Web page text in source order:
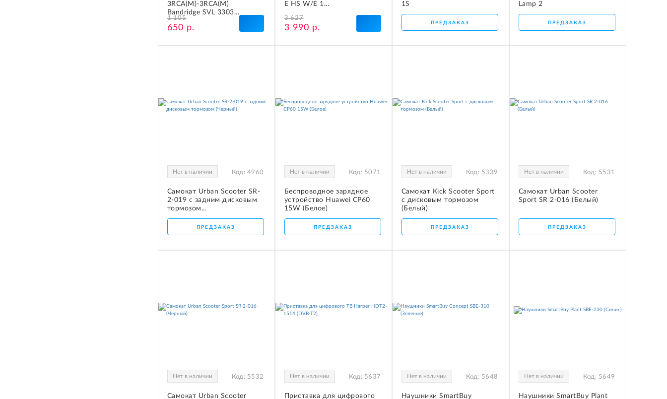
3RCA(M)-3RCA(M)
Bandridge SVL 3303...
1 105
650 р.
E HS W/E 1...
3 627
3 990 р.
1S
ПРЕДЗАКАЗ
Lamp 2
ПРЕДЗАКАЗ
Нет в наличии Код: 4960
Самокат Urban Scooter SR-
2-019 с задним дисковым
тормозом...
ПРЕДЗАКАЗ
Нет в наличии Код: 5071
Беспроводное зарядное
устройство Huawei CP60
15W (Белое)
ПРЕДЗАКАЗ
Нет в наличии Код: 5339
Самокат Kick Scooter Sport
с дисковым тормозом
(Белый)
ПРЕДЗАКАЗ
Нет в наличии Код: 5531
Самокат Urban Scooter
Sport SR 2-016 (Белый)
ПРЕДЗАКАЗ
Нет в наличии Код: 5532
Самокат Urban Scooter
Нет в наличии Код: 5637
Приставка для цифрового
Нет в наличии Код: 5648
Наушники SmartBuy
Нет в наличии Код: 5649
Наушники SmartBuy Plant